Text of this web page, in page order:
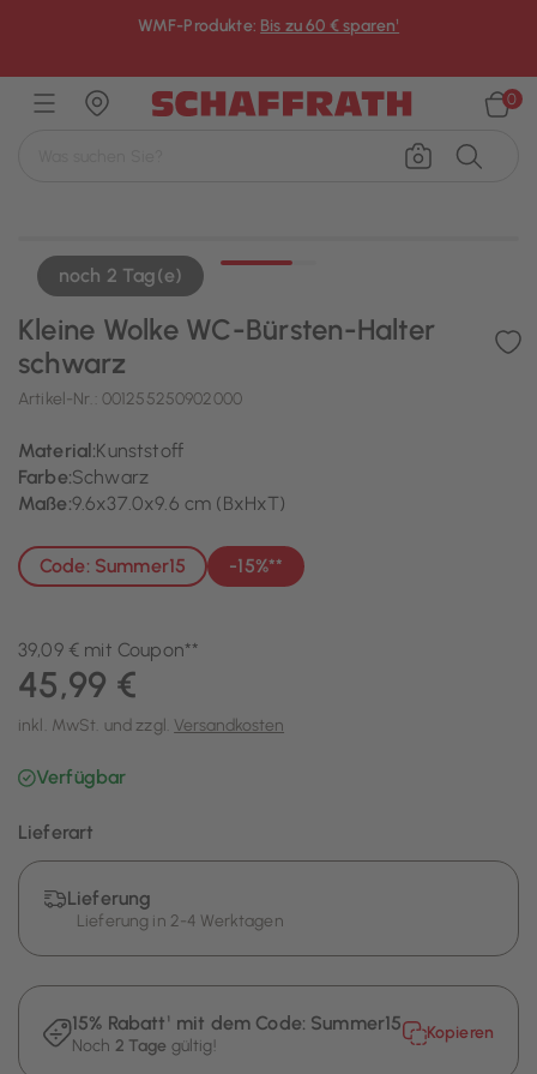
WMF-Produkte: Bis zu 60 € sparen¹
0
noch 2 Tag(e)
Kleine Wolke WC-Bürsten-Halter
schwarz
Artikel-Nr.: 001255250902000
Material:Kunststoff
Farbe:Schwarz
Maße:9.6x37.0x9.6 cm (BxHxT)
Code: Summer15 -15%**
39,09 € mit Coupon**
45,99 €
inkl. MwSt. und zzgl. Versandkosten
Verfügbar
Lieferart
Lieferung
Lieferung in 2-4 Werktagen
15% Rabatt¹ mit dem Code: Summer15
Noch 2 Tage gültig!
Kopieren